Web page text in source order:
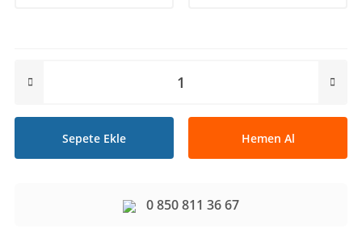
Sepete Ekle Hemen Al
0 850 811 36 67